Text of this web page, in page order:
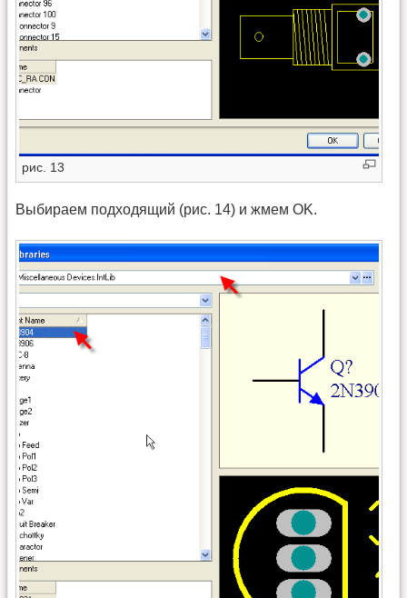
рис. 13
Выбираем подходящий (рис. 14) и жмем OK.